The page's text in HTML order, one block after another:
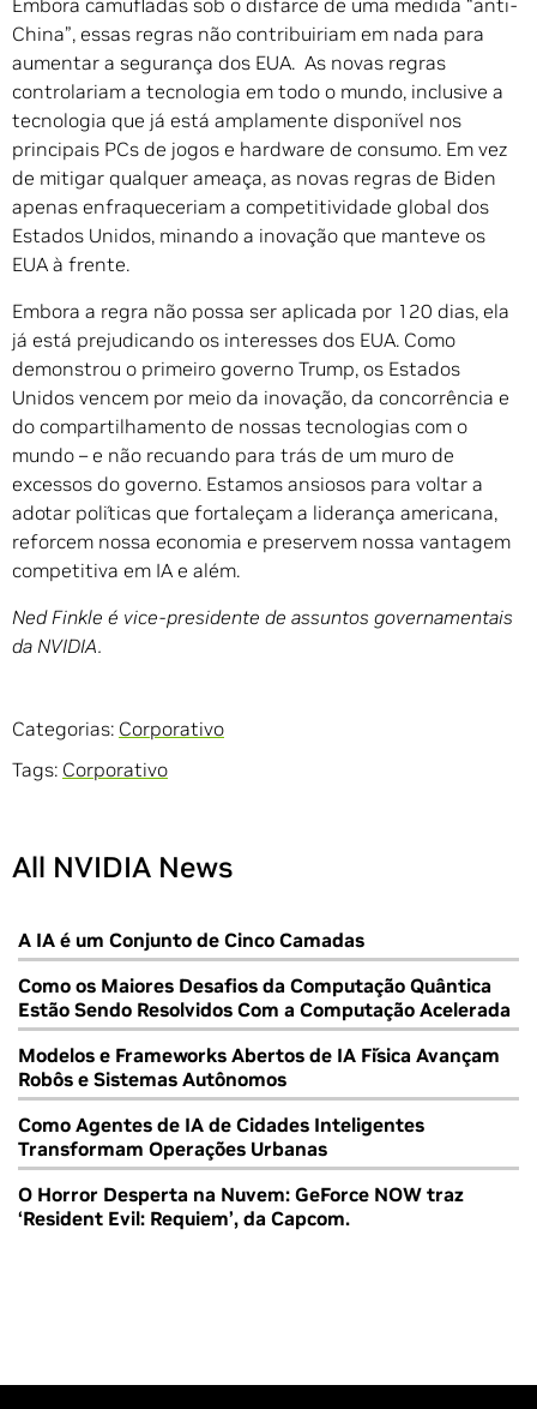
Embora camufladas sob o disfarce de uma medida “anti-
China”, essas regras não contribuiriam em nada para
aumentar a segurança dos EUA. As novas regras
controlariam a tecnologia em todo o mundo, inclusive a
tecnologia que já está amplamente disponível nos
principais PCs de jogos e hardware de consumo. Em vez
de mitigar qualquer ameaça, as novas regras de Biden
apenas enfraqueceriam a competitividade global dos
Estados Unidos, minando a inovação que manteve os
EUA à frente.
Embora a regra não possa ser aplicada por 120 dias, ela
já está prejudicando os interesses dos EUA. Como
demonstrou o primeiro governo Trump, os Estados
Unidos vencem por meio da inovação, da concorrência e
do compartilhamento de nossas tecnologias com o
mundo – e não recuando para trás de um muro de
excessos do governo. Estamos ansiosos para voltar a
adotar políticas que fortaleçam a liderança americana,
reforcem nossa economia e preservem nossa vantagem
competitiva em IA e além.
Ned Finkle é vice-presidente de assuntos governamentais
da NVIDIA.
Categorias: Corporativo
Tags: Corporativo
All NVIDIA News
A IA é um Conjunto de Cinco Camadas
Como os Maiores Desafios da Computação Quântica
Estão Sendo Resolvidos Com a Computação Acelerada
Modelos e Frameworks Abertos de IA Física Avançam
Robôs e Sistemas Autônomos
Como Agentes de IA de Cidades Inteligentes
Transformam Operações Urbanas
O Horror Desperta na Nuvem: GeForce NOW traz
‘Resident Evil: Requiem’, da Capcom.